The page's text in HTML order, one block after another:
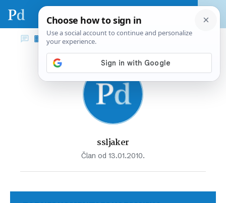
ssljaker
Član od 13.01.2010.